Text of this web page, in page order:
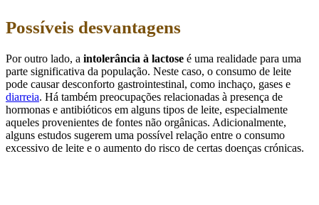
Possíveis desvantagens
Por outro lado, a intolerância à lactose é uma realidade para uma
parte significativa da população. Neste caso, o consumo de leite
pode causar desconforto gastrointestinal, como inchaço, gases e
diarreia. Há também preocupações relacionadas à presença de
hormonas e antibióticos em alguns tipos de leite, especialmente
aqueles provenientes de fontes não orgânicas. Adicionalmente,
alguns estudos sugerem uma possível relação entre o consumo
excessivo de leite e o aumento do risco de certas doenças crónicas.